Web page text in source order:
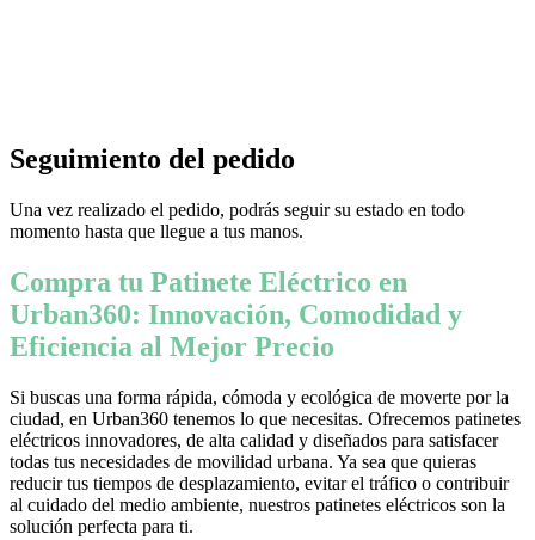
Seguimiento del pedido
Una vez realizado el pedido, podrás seguir su estado en todo
momento hasta que llegue a tus manos.
Compra tu Patinete Eléctrico en
Urban360: Innovación, Comodidad y
Eficiencia al Mejor Precio
Si buscas una forma rápida, cómoda y ecológica de moverte por la
ciudad, en Urban360 tenemos lo que necesitas. Ofrecemos patinetes
eléctricos innovadores, de alta calidad y diseñados para satisfacer
todas tus necesidades de movilidad urbana. Ya sea que quieras
reducir tus tiempos de desplazamiento, evitar el tráfico o contribuir
al cuidado del medio ambiente, nuestros patinetes eléctricos son la
solución perfecta para ti.